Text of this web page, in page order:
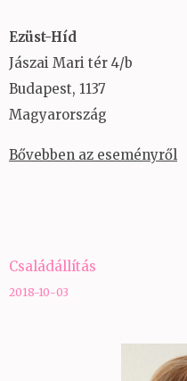
Ezüst-Híd
Jászai Mari tér 4/b
Budapest, 1137
Magyarország
Bővebben az eseményről
Bejegyzés
navigáció
Családállítás
2018-10-03